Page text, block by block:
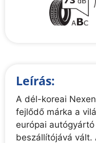
Leírás:
A dél-koreai
fejlődő márka a
európai
beszállítójává vált.